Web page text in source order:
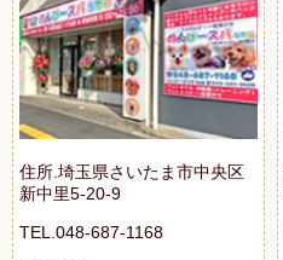
住所.埼玉県さいたま市中央区
新中里5-20-9
TEL.048-687-1168